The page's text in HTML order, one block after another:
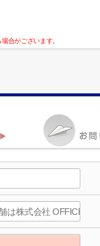
合がございます。